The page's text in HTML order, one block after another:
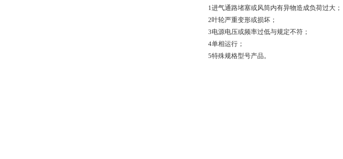
1进气通路堵塞或风筒内有异物造成负荷过大；
2叶轮严重变形或损坏；
3电源电压或频率过低与规定不符；
4单相运行；
5特殊规格型号产品。